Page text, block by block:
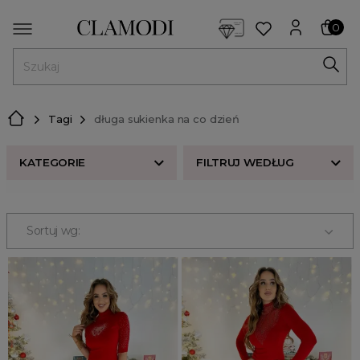
0
Tagi długa sukienka na co dzień
KATEGORIE FILTRUJ WEDŁUG
Bestsellery
Odzież damska
Strefa beauty
Sortuj wg: